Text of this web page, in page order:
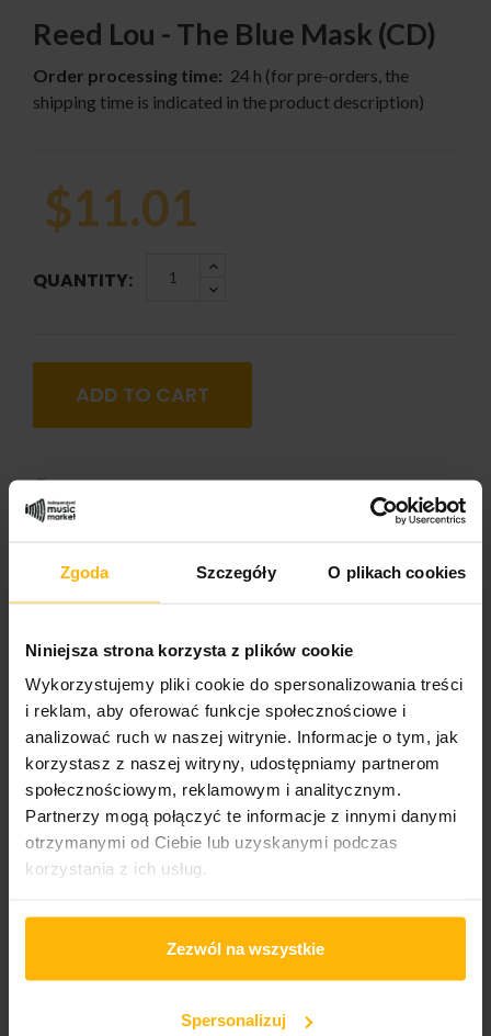
Zgoda Szczegóły O plikach cookies
Niniejsza strona korzysta z plików cookie
Wykorzystujemy pliki cookie do spersonalizowania treści
i reklam, aby oferować funkcje społecznościowe i
analizować ruch w naszej witrynie. Informacje o tym, jak
korzystasz z naszej witryny, udostępniamy partnerom
społecznościowym, reklamowym i analitycznym.
Partnerzy mogą połączyć te informacje z innymi danymi
otrzymanymi od Ciebie lub uzyskanymi podczas
korzystania z ich usług.
Zezwól na wszystkie
Spersonalizuj
Reed Lou - The Blue Mask (CD)
Order processing time: 24 h (for pre-orders, the
shipping time is indicated in the product description)
$11.01
QUANTITY:
ADD TO CART
Genre:
Rock
Alternative Rock
PRODUCT DETAILS
Band name
Reed Lou
Released
1999
Album title:
Media format